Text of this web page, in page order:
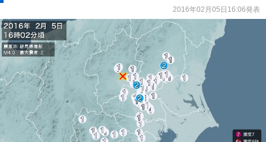
2016年02月05日16:06発表